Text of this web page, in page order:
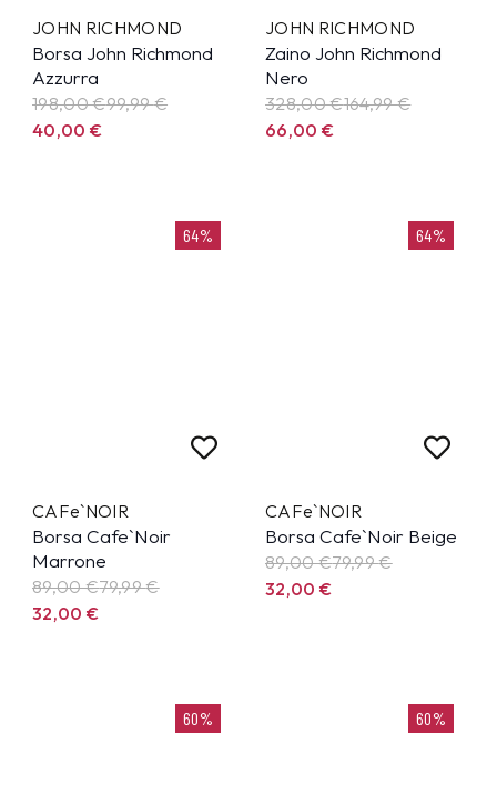
JOHN RICHMOND
Borsa John Richmond
Azzurra
198,00 €99,99€
40,00€
JOHN RICHMOND
Zaino John Richmond
Nero
328,00 €164,99€
66,00€
64%
CAFe`NOIR
Borsa Cafe`Noir
Marrone
89,00 €79,99€
32,00€
64%
CAFe`NOIR
Borsa Cafe`Noir Beige
89,00 €79,99€
32,00€
60% 60%